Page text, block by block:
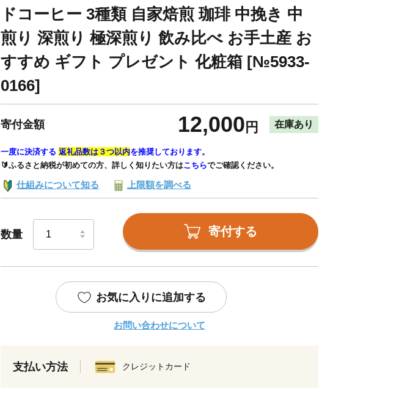
ドコーヒー 3種類 自家焙煎 珈琲 中挽き 中
煎り 深煎り 極深煎り 飲み比べ お手土産 お
すすめ ギフト プレゼント 化粧箱 [№5933-
0166]
寄付金額 12,000 円 在庫あり
一度に決済する 返礼品数は３つ以内を推奨しております。
🔰ふるさと納税が初めての方、詳しく知りたい方はこちらでご確認ください。
仕組みについて知る 上限額を調べる
数量 寄付する
お気に入りに追加する
お問い合わせについて
支払い方法 クレジットカード